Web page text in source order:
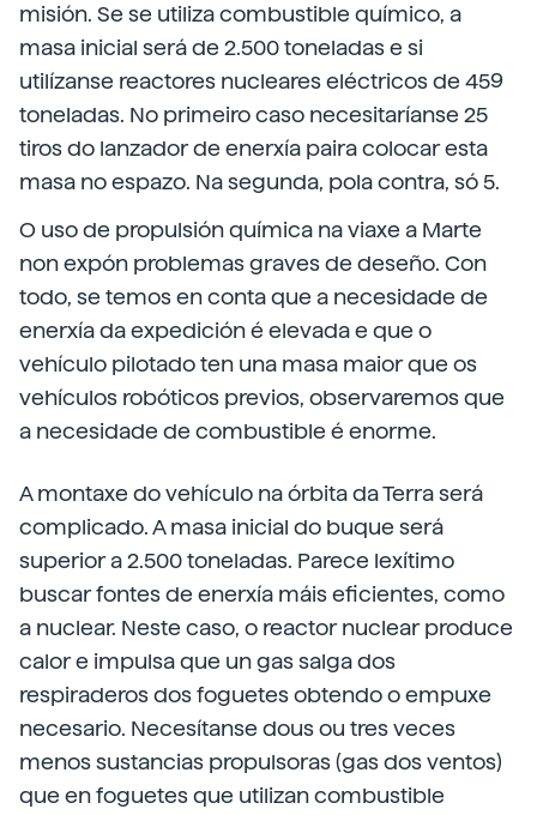
misión. Se se utiliza combustible químico, a
masa inicial será de 2.500 toneladas e si
utilízanse reactores nucleares eléctricos de 459
toneladas. No primeiro caso necesitaríanse 25
tiros do lanzador de enerxía paira colocar esta
masa no espazo. Na segunda, pola contra, só 5.
O uso de propulsión química na viaxe a Marte
non expón problemas graves de deseño. Con
todo, se temos en conta que a necesidade de
enerxía da expedición é elevada e que o
vehículo pilotado ten una masa maior que os
vehículos robóticos previos, observaremos que
a necesidade de combustible é enorme.
A montaxe do vehículo na órbita da Terra será
complicado. A masa inicial do buque será
superior a 2.500 toneladas. Parece lexítimo
buscar fontes de enerxía máis eficientes, como
a nuclear. Neste caso, o reactor nuclear produce
calor e impulsa que un gas salga dos
respiraderos dos foguetes obtendo o empuxe
necesario. Necesítanse dous ou tres veces
menos sustancias propulsoras (gas dos ventos)
que en foguetes que utilizan combustible